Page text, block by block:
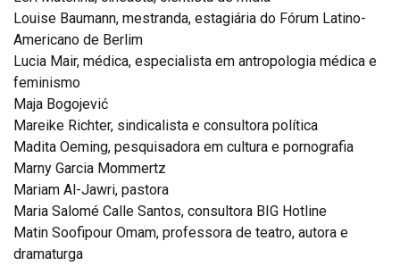
Louise Baumann, mestranda, estagiária do Fórum Latino-
Americano de Berlim
Lucia Mair, médica, especialista em antropologia médica e
feminismo
Maja Bogojević
Mareike Richter, sindicalista e consultora política
Madita Oeming, pesquisadora em cultura e pornografia
Marny Garcia Mommertz
Mariam Al-Jawri, pastora
Maria Salomé Calle Santos, consultora BIG Hotline
Matin Soofipour Omam, professora de teatro, autora e
dramaturga